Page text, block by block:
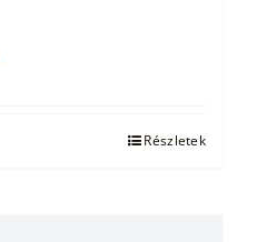
Részletek